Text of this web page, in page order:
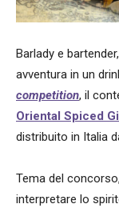
Barlady e
avventura in un
competition, il
Oriental Spiced
distribuito in Italia
Tema del
interpretare lo